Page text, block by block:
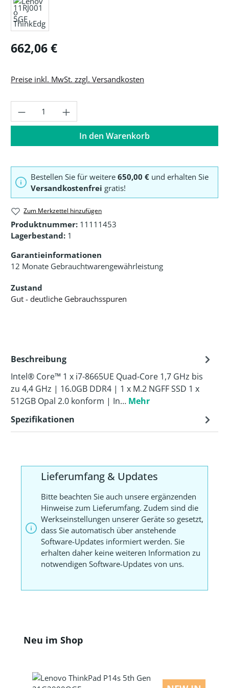
Regulärer Preis:
662,06 €
Preise inkl. MwSt. zzgl. Versandkosten
Produkt Anzahl: Gib den gewünschten
In den Warenkorb
Bestellen Sie für weitere 650,00 € und erhalten Sie
Versandkostenfrei gratis!
Zum Merkzettel hinzufügen
Produktnummer: 11111453
Lagerbestand: 1
Garantieinformationen
12 Monate Gebrauchtwarengewährleistung
Zustand
Gut - deutliche Gebrauchsspuren
Beschreibung
Intel® Core™ 1 x i7-8665UE Quad-Core 1,7 GHz bis
zu 4,4 GHz | 16.0GB DDR4 | 1 x M.2 NGFF SSD 1 x
512GB Opal 2.0 konform | In… Mehr
Spezifikationen
Lieferumfang & Updates
Bitte beachten Sie auch unsere ergänzenden
Hinweise zum Lieferumfang. Zudem sind die
Werkseinstellungen unserer Geräte so gesetzt,
dass Sie automatisch über anstehende
Software-Updates informiert werden. Sie
erhalten daher keine weiteren Information zu
notwendigen Software-Updates von uns.
Produktgalerie überspringen
Neu im Shop